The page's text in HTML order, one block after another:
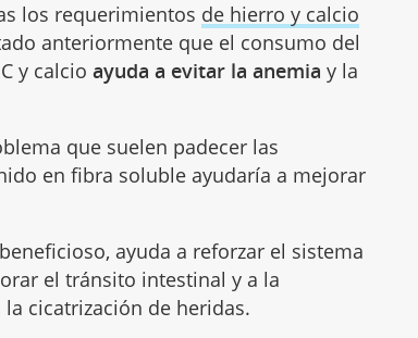
los requerimientos de hierro y calcio
anteriormente que el consumo del
y calcioayuda a evitar la anemia y la
que suelen padecer las
en fibra soluble ayudaría a mejorar
ayuda a reforzar el sistema
el tránsito intestinal y a la
cicatrización de heridas.